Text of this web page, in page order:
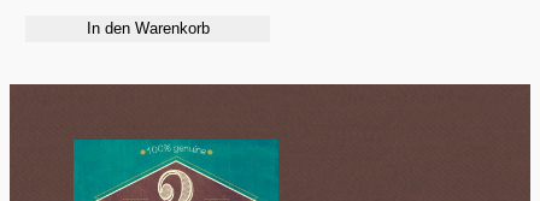
war:
ist:
In den Warenkorb